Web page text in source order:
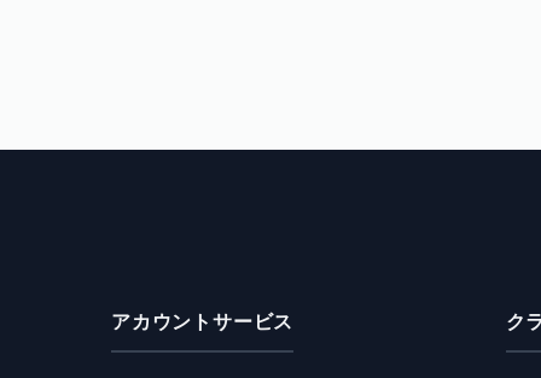
アカウントサービス ク